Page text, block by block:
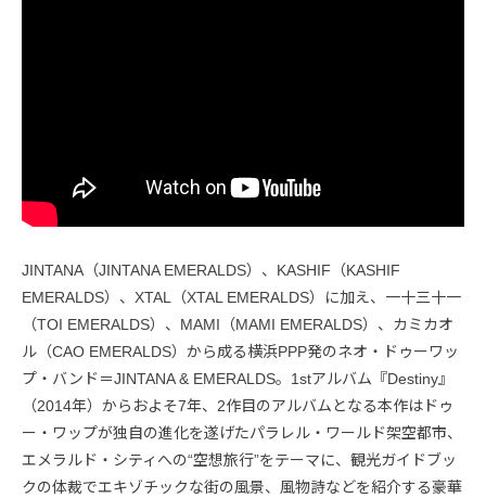
JINTANA（JINTANA EMERALDS）、KASHIF（KASHIF
EMERALDS）、XTAL（XTAL EMERALDS）に加え、一十三十一
（TOI EMERALDS）、MAMI（MAMI EMERALDS）、カミカオ
ル（CAO EMERALDS）から成る横浜PPP発のネオ・ドゥーワッ
プ・バンド＝JINTANA & EMERALDS。1stアルバム『Destiny』
（2014年）からおよそ7年、2作目のアルバムとなる本作はドゥ
ー・ワップが独自の進化を遂げたパラレル・ワールド架空都市、
エメラルド・シティへの“空想旅行”をテーマに、観光ガイドブッ
クの体裁でエキゾチックな街の風景、風物詩などを紹介する豪華